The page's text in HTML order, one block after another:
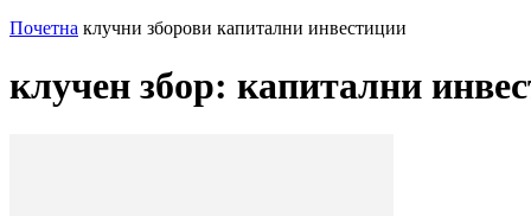
Почетна клучни зборови капитални инвестиции
клучен збор: капитални